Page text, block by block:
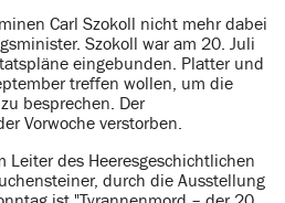
Carl Szokoll nicht mehr dabei
Szokoll war am 20. Juli
eingebunden. Platter und
treffen wollen, um die
besprechen. Der
Vorwoche verstorben.
Leiter des Heeresgeschichtlichen
durch die Ausstellung